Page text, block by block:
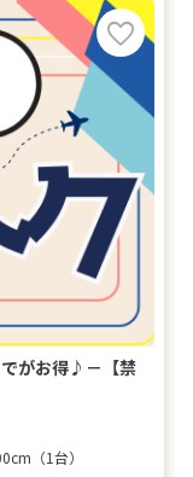
がお得♪－【禁
（1台）